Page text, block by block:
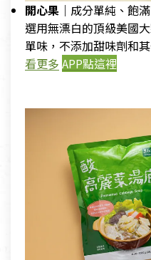
開心果｜ 成分單純、飽滿
選用無漂白的頂級美國
單味，不添加甜味劑和
看更多 APP點這裡